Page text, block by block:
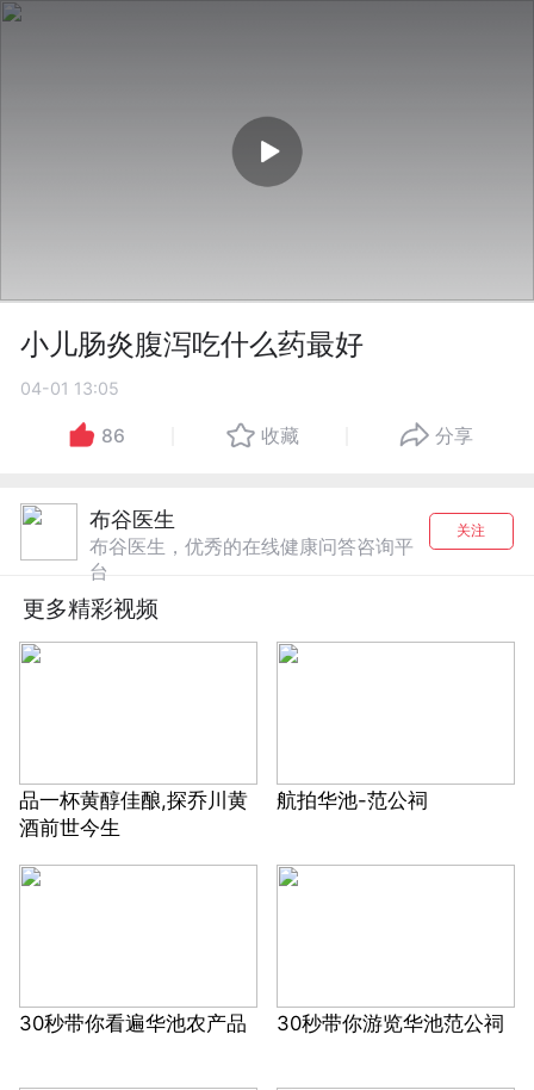
小儿肠炎腹泻吃什么药最好
04-01 13:05
86 收藏 分享
布谷医生
布谷医生，优秀的在线健康问答咨询平
台
关注
更多精彩视频
品一杯黄醇佳酿,探乔川黄
酒前世今生
航拍华池-范公祠
30秒带你看遍华池农产品 30秒带你游览华池范公祠